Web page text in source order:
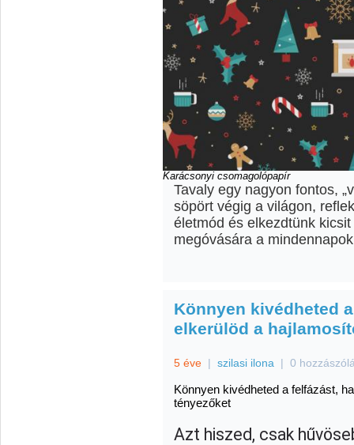
Karácsonyi csomagolópapír
Tavaly egy nagyon fontos,
söpört végig a világon,
életmód és elkezdtünk
megóvására a
Könnyen kivédheted
elkerülöd a
5 éve | szilasi ilona | 0
Könnyen kivédheted a felfázást,
tényezőket
Azt hiszed, csak